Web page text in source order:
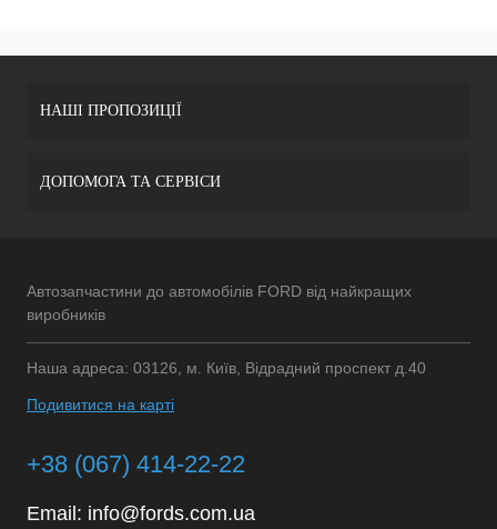
НАШІ ПРОПОЗИЦІЇ
ДОПОМОГА ТА СЕРВІСИ
Автозапчастини до автомобілів FORD від найкращих
виробників
Наша адреса: 03126, м. Київ, Відрадний проспект д.40
Подивитися на карті
+38 (067) 414-22-22
Email: info@fords.com.ua